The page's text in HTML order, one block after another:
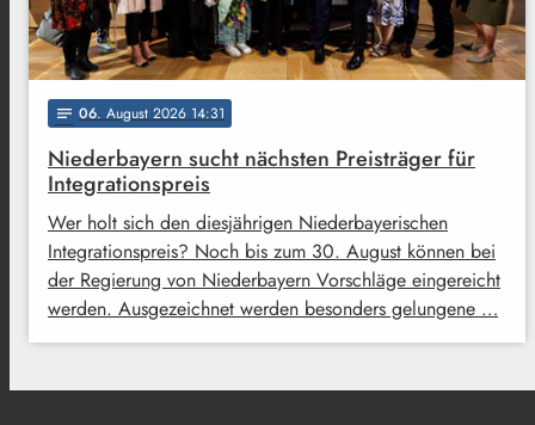
notes 06. August 2026 14:31
Niederbayern sucht nächsten Preisträger für
Integrationspreis
Wer holt sich den diesjährigen Niederbayerischen
Integrationspreis? Noch bis zum 30. August können bei
der Regierung von Niederbayern Vorschläge eingereicht
werden. Ausgezeichnet werden besonders gelungene …